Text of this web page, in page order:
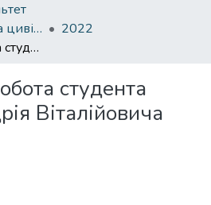
192 Будівництво та цивільна інженерія. Промислове і цивільне будівництво
2022
Атестаційна робота студента Олійника Андрія Віталійовича
студента
Віталійовича